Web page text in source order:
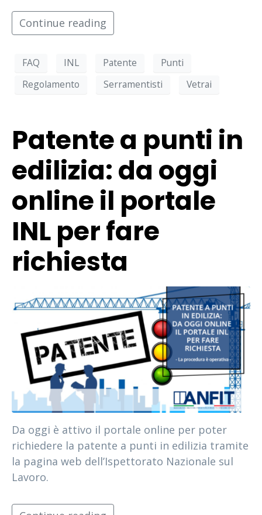
Continue reading
FAQ INL Patente
Punti
Regolamento
Serramentisti Vetrai
Patente a punti in
edilizia: da oggi
online il portale
INL per fare
richiesta
Da oggi è attivo il portale online per poter
richiedere la patente a punti in edilizia tramite
la pagina web dell’Ispettorato Nazionale sul
Lavoro.